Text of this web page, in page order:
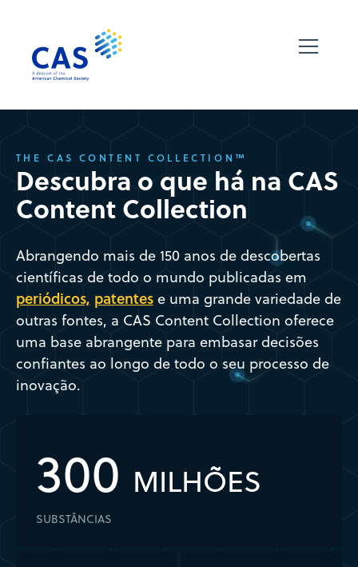
THE CAS CONTENT COLLECTION™
Descubra o que há na CAS
Content Collection
Abrangendo mais de 150 anos de descobertas
científicas de todo o mundo publicadas em
periódicos, patentese uma grande variedade de
outras fontes, a CAS Content Collection oferece
uma base abrangente para embasar decisões
confiantes ao longo de todo o seu processo de
inovação.
300 MILHÕES
SUBSTÂNCIAS